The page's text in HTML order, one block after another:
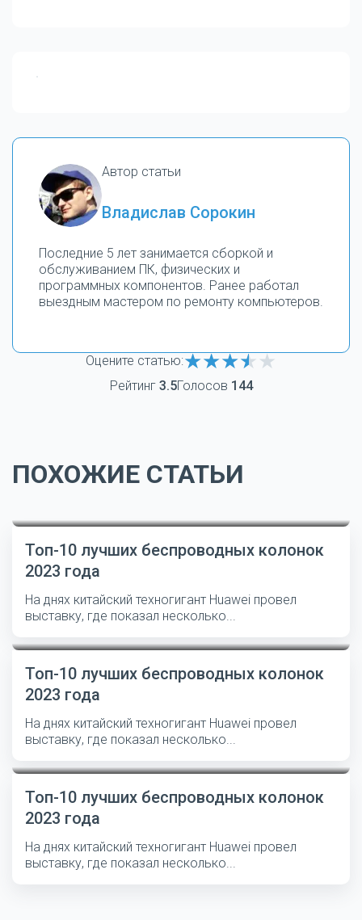
Автор статьи
Владислав Сорокин
Последние 5 лет занимается сборкой и
обслуживанием ПК, физических и
программных компонентов. Ранее работал
выездным мастером по ремонту компьютеров.
Оцените статью:
Рейтинг 3.5Голосов 144
ПОХОЖИЕ СТАТЬИ
Топ-10 лучших беспроводных колонок
2023 года
На днях китайский техногигант Huawei провел
выставку, где показал несколько...
Топ-10 лучших беспроводных колонок
2023 года
На днях китайский техногигант Huawei провел
выставку, где показал несколько...
Топ-10 лучших беспроводных колонок
2023 года
На днях китайский техногигант Huawei провел
выставку, где показал несколько...